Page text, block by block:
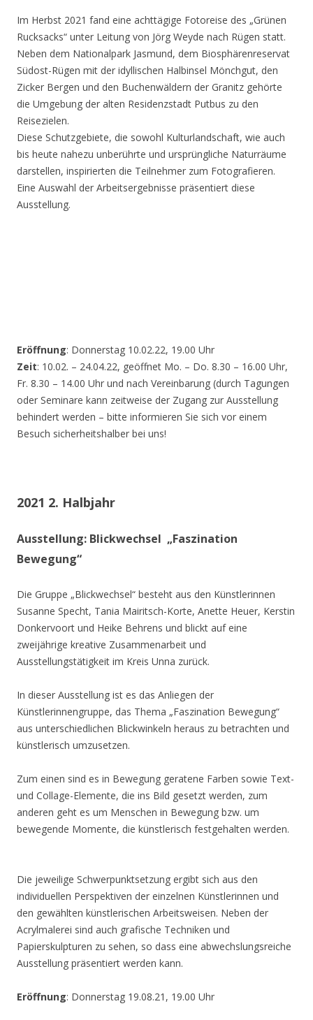
Im Herbst 2021 fand eine achttägige Fotoreise des „Grünen
Rucksacks“ unter Leitung von Jörg Weyde nach Rügen statt.
Neben dem Nationalpark Jasmund, dem Biosphärenreservat
Südost-Rügen mit der idyllischen Halbinsel Mönchgut, den
Zicker Bergen und den Buchenwäldern der Granitz gehörte
die Umgebung der alten Residenzstadt Putbus zu den
Reisezielen.
Diese Schutzgebiete, die sowohl Kulturlandschaft, wie auch
bis heute nahezu unberührte und ursprüngliche Naturräume
darstellen, inspirierten die Teilnehmer zum Fotografieren.
Eine Auswahl der Arbeitsergebnisse präsentiert diese
Ausstellung.
Eröffnung: Donnerstag 10.02.22, 19.00 Uhr
Zeit: 10.02. – 24.04.22, geöffnet Mo. – Do. 8.30 – 16.00 Uhr,
Fr. 8.30 – 14.00 Uhr und nach Vereinbarung (durch Tagungen
oder Seminare kann zeitweise der Zugang zur Ausstellung
behindert werden – bitte informieren Sie sich vor einem
Besuch sicherheitshalber bei uns!
2021 2. Halbjahr
Ausstellung: Blickwechsel „Faszination
Bewegung“
Die Gruppe „Blickwechsel“ besteht aus den Künstlerinnen
Susanne Specht, Tania Mairitsch-Korte, Anette Heuer, Kerstin
Donkervoort und Heike Behrens und blickt auf eine
zweijährige kreative Zusammenarbeit und
Ausstellungstätigkeit im Kreis Unna zurück.
In dieser Ausstellung ist es das Anliegen der
Künstlerinnengruppe, das Thema „Faszination Bewegung“
aus unterschiedlichen Blickwinkeln heraus zu betrachten und
künstlerisch umzusetzen.
Zum einen sind es in Bewegung geratene Farben sowie Text-
und Collage-Elemente, die ins Bild gesetzt werden, zum
anderen geht es um Menschen in Bewegung bzw. um
bewegende Momente, die künstlerisch festgehalten werden.
Die jeweilige Schwerpunktsetzung ergibt sich aus den
individuellen Perspektiven der einzelnen Künstlerinnen und
den gewählten künstlerischen Arbeitsweisen. Neben der
Acrylmalerei sind auch grafische Techniken und
Papierskulpturen zu sehen, so dass eine abwechslungsreiche
Ausstellung präsentiert werden kann.
Eröffnung: Donnerstag 19.08.21, 19.00 Uhr